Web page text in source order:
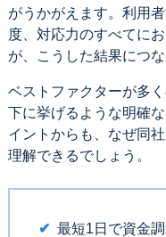
がうかがえます。利用
度、対応力のすべてに
が、こうした結果につ
ベストファクターが多
下に挙げるような明確
イントからも、なぜ同
理解できるでしょう。
最短1日で資金